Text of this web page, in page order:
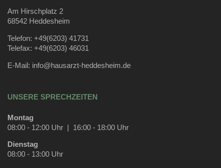
Am Hirschplatz 2
68542 Heddesheim
Telefon: +49(6203) 41731
Telefax: +49(6203) 46031
E-Mail: info@hausarzt-heddesheim.de
UNSERE SPRECHZEITEN
Montag
08:00 - 12:00 Uhr | 16:00 - 18:00 Uhr
Dienstag
08:00 - 13:00 Uhr